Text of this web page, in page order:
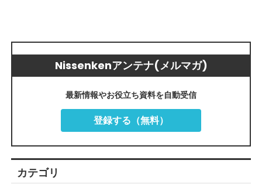
Nissenkenアンテナ(メルマガ)
最新情報やお役立ち資料を自動受信
登録する（無料）
カテゴリ